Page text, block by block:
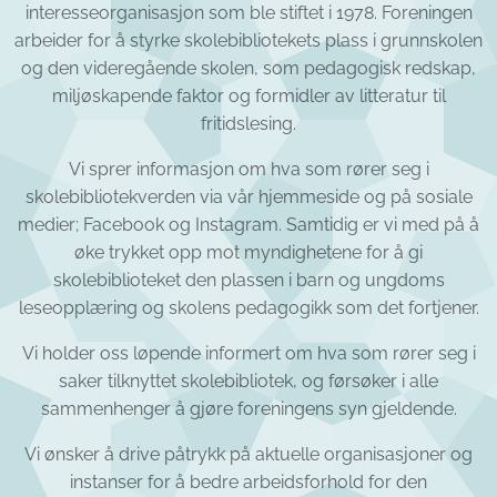
interesseorganisasjon som ble stiftet i 1978. Foreningen
arbeider for å styrke skolebibliotekets plass i grunnskolen
og den videregående skolen, som pedagogisk redskap,
miljøskapende faktor og formidler av litteratur til
fritidslesing.
Vi sprer informasjon om hva som rører seg i
skolebibliotekverden via vår hjemmeside og på sosiale
medier; Facebook og Instagram. Samtidig er vi med på å
øke trykket opp mot myndighetene for å gi
skolebiblioteket den plassen i barn og ungdoms
leseopplæring og skolens pedagogikk som det fortjener.
Vi holder oss løpende informert om hva som rører seg i
saker tilknyttet skolebibliotek, og førsøker i alle
sammenhenger å gjøre foreningens syn gjeldende.
Vi ønsker å drive påtrykk på aktuelle organisasjoner og
instanser for å bedre arbeidsforhold for den